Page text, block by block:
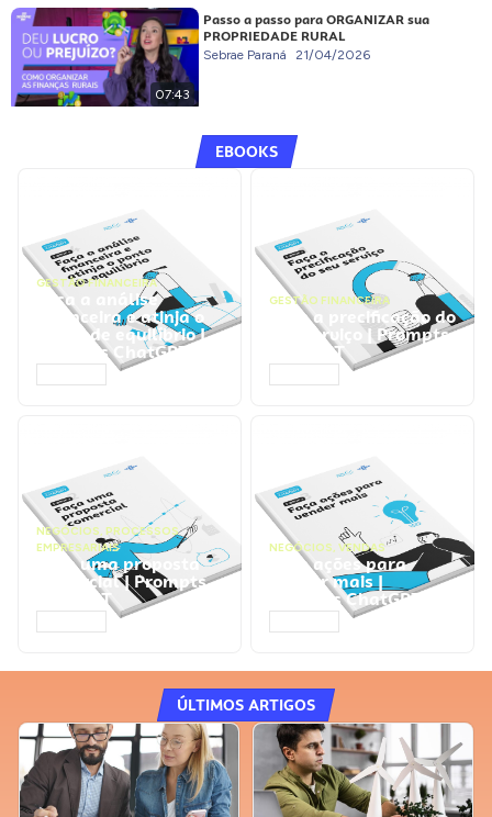
07:43
Passo a passo para ORGANIZAR sua
PROPRIEDADE RURAL
Sebrae Paraná 21/04/2026
EBOOKS
GESTÃO FINANCEIRA
Faça a análise
financeira e atinja o
ponto de equilíbrio |
Prompts ChatGPT
GESTÃO FINANCEIRA
Faça a precificação do
seu serviço | Prompts
ChatGPT
NEGÓCIOS, PROCESSOS
EMPRESARIAIS
Faça uma proposta
comercial | Prompts
ChatGPT
NEGÓCIOS, VENDAS
Faça ações para
vender mais |
Prompts ChatGPT
ÚLTIMOS ARTIGOS